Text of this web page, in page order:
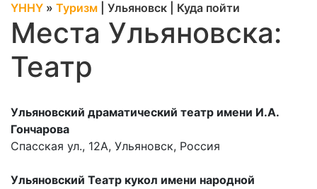
YHHY » Туризм Ульяновск Куда пойти
Места Ульяновска:
Театр
Ульяновский драматический театр имени И.А.
Гончарова
Спасская ул., 12А, Ульяновск, Россия
Ульяновский Театр кукол имени народной